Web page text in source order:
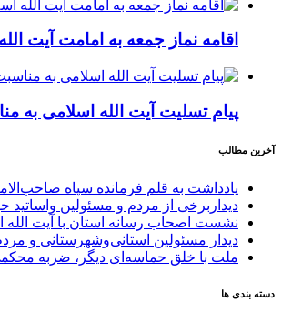
اقامه نماز جمعه به امامت آیت
پیام تسلیت آیت الله اسلامی به
آخرین مطالب
یادداشت به قلم فرمانده سپاه
دیداربرخی از مردم و مسئولین واساتید
نشست اصحاب رسانه استان با آیت الله
دیدار مسئولین استانی‌وشهرستانی و
ملت با خلق حماسه‌ای دیگر، ضربه
دسته بندی ها